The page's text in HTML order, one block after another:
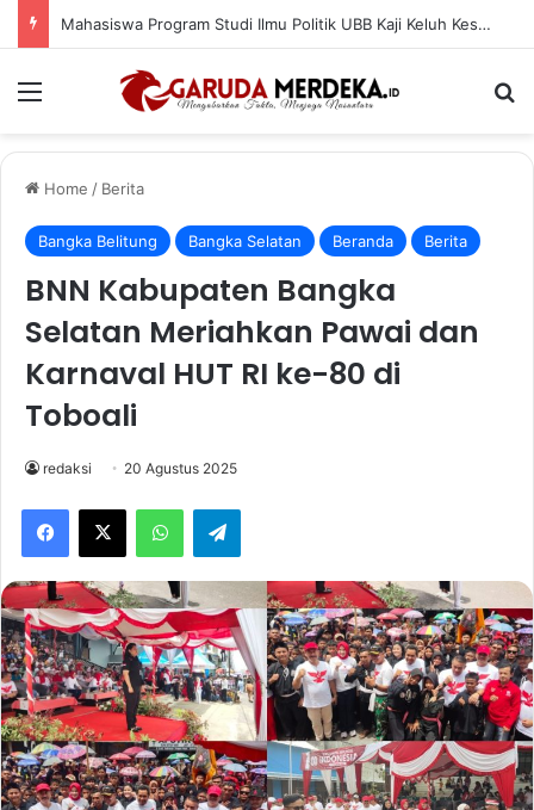
Mahasiswa Program Studi Ilmu Politik UBB Kaji Keluh Kesah Masyarakat Pasca Penggalian Tanah di Kawasan Lereng Bukit Siam
Menu
Home / Berita
Bangka Belitung Bangka Selatan Beranda Berita
BNN Kabupaten Bangka
Selatan Meriahkan Pawai dan
Karnaval HUT RI ke-80 di
Toboali
redaksi 20 Agustus 2025
Facebook
X WhatsAppTelegram